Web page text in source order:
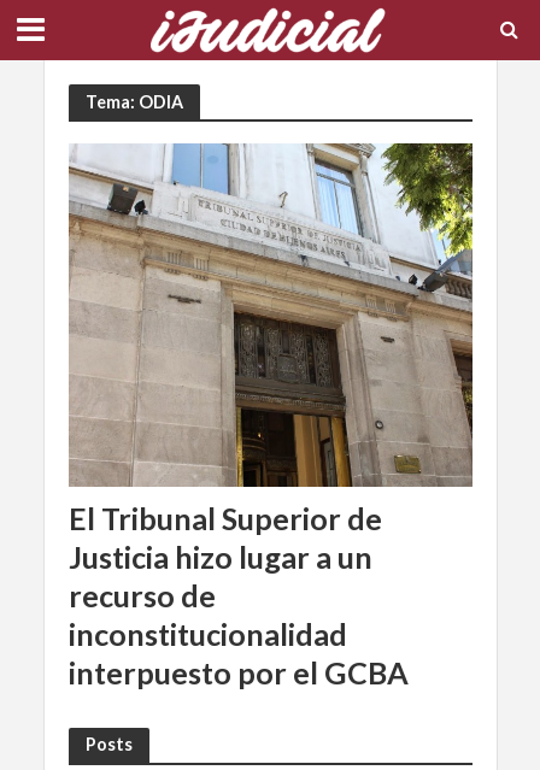
Tema: ODIA
El Tribunal Superior de
Justicia hizo lugar a un
recurso de
inconstitucionalidad
interpuesto por el GCBA
Posts